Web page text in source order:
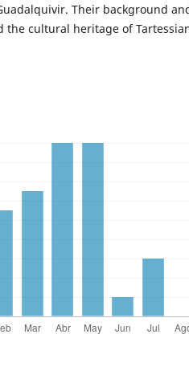
Their background
cultural heritage of